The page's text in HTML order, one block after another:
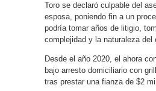
Toro se declaró culpable del
esposa, poniendo fin a un
podría tomar años de litigio,
complejidad y la naturaleza del
Desde el año 2020, el ahora
bajo arresto domiciliario con
tras prestar una fianza de $2